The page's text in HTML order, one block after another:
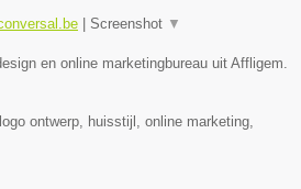
Screenshot ▼
en online marketingbureau uit Affligem.
ontwerp, huisstijl, online marketing,